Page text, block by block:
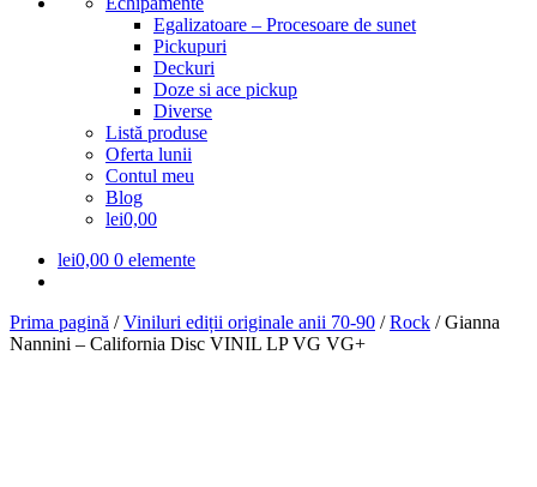
Egalizatoare – Procesoare de sunet
Pickupuri
Deckuri
Doze si ace pickup
Diverse
Listă produse
Oferta lunii
Contul meu
Blog
lei0,00
lei0,00 0 elemente
Prima pagină /Viniluri ediții originale anii 70-90 /Rock /Gianna
Nannini – California Disc VINIL LP VG VG+